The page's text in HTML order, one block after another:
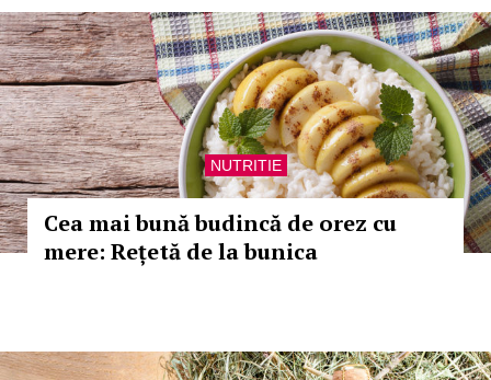
NUTRITIE
Cea mai bună budincă de orez cu
mere: Rețetă de la bunica